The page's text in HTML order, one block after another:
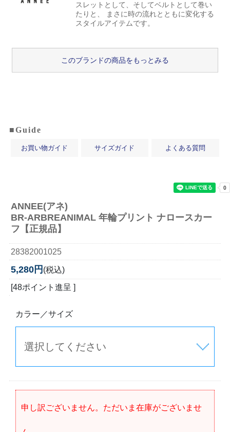
スレットとして、そしてベルトとして巻い
たりと、 まさに時の流れとともに変化する
スタイルアイテムです。
このブランドの商品をもっとみる
■Guide
お買い物ガイド サイズガイド よくある質問
ANNEE(アネ)
BR-ARBREANIMAL 年輪プリント ナロースカー
フ【正規品】
28382001025
5,280円 (税込)
[48ポイント進呈 ]
カラー／サイズ
申し訳ございません。ただいま在庫がございませ